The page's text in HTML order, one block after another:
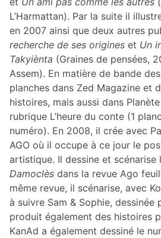
L’Harmattan). Par la suite il
en 2007 ainsi que deux autres
recherche de ses origines et Un
Takyiènta (Graines de pensées,
Assem). En matière de bande
planches dans Zed Magazine et
histoires, mais aussi dans
rubrique L’heure du conte (1
numéro). En 2008, il crée avec
AGO où il occupe à ce jour le
artistique. Il dessine et scénarise
Damoclès dans la revue Ago
même revue, il scénarise, avec
à suivre Sam & Sophie, dessinée
produit également des histoires
KanAd a également dessiné le